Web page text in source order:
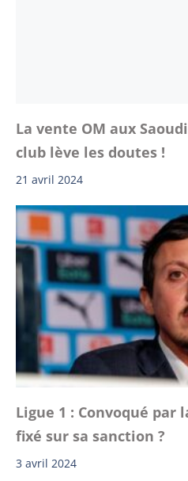
La vente OM aux
club lève les doutes !
21 avril 2024
Ligue 1 : Convoqué par
fixé sur sa sanction ?
3 avril 2024